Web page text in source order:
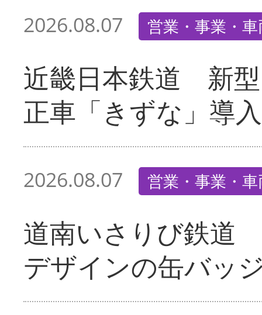
2026.08.07 営業・事業・
近畿日本鉄道 新
正車「きずな」導入
2026.08.07 営業・事業・
道南いさりび鉄道
デザインの缶バッ